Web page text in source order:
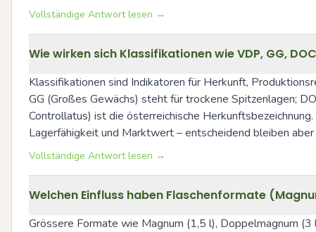
Vollständige Antwort lesen →
Wie wirken sich Klassifikationen wie VDP, GG,
Klassifikationen sind Indikatoren für Herkunft,
GG (Großes Gewächs) steht für trockene Spitzenlagen;
Controllatus) ist die österreichische
Lagerfähigkeit und Marktwert – entscheidend bleiben
Vollständige Antwort lesen →
Welchen Einfluss haben Flaschenformate
Grössere Formate wie Magnum (1,5 l), Doppelmagnum